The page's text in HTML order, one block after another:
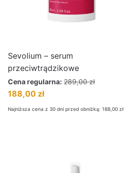
Sevolium – serum
przeciwtrądzikowe
Cena regularna: 289,00zł
188,00 zł
Najniższa cena z 30 dni przed obniżką:188,00zł